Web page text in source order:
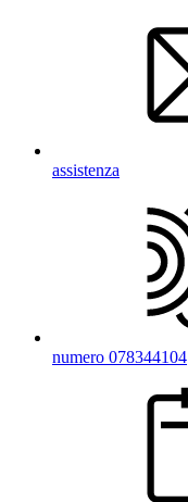
assistenza
numero 078344104